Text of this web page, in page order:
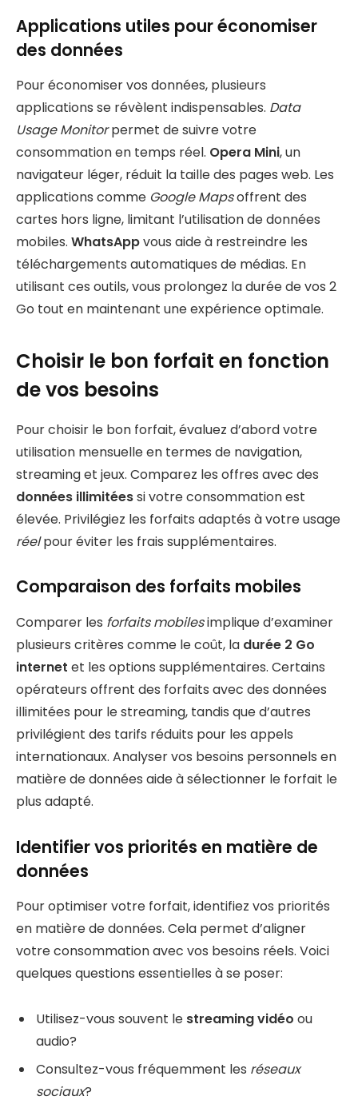
Applications utiles pour économiser
des données
Pour économiser vos données, plusieurs
applications se révèlent indispensables. Data
Usage Monitorpermet de suivre votre
consommation en temps réel. Opera Mini, un
navigateur léger, réduit la taille des pages web. Les
applications comme Google Mapsoffrent des
cartes hors ligne, limitant l’utilisation de données
mobiles. WhatsAppvous aide à restreindre les
téléchargements automatiques de médias. En
utilisant ces outils, vous prolongez la durée de vos 2
Go tout en maintenant une expérience optimale.
Choisir le bon forfait en fonction
de vos besoins
Pour choisir le bon forfait, évaluez d’abord votre
utilisation mensuelle en termes de navigation,
streaming et jeux. Comparez les offres avec des
données illimitéessi votre consommation est
élevée. Privilégiez les forfaits adaptés à votre usage
réelpour éviter les frais supplémentaires.
Comparaison des forfaits mobiles
Comparer les forfaits mobilesimplique d’examiner
plusieurs critères comme le coût, la durée 2 Go
internet et les options supplémentaires. Certains
opérateurs offrent des forfaits avec des données
illimitées pour le streaming, tandis que d’autres
privilégient des tarifs réduits pour les appels
internationaux. Analyser vos besoins personnels en
matière de données aide à sélectionner le forfait le
plus adapté.
Identifier vos priorités en matière de
données
Pour optimiser votre forfait, identifiez vos priorités
en matière de données. Cela permet d’aligner
votre consommation avec vos besoins réels. Voici
quelques questions essentielles à se poser:
Utilisez-vous souvent le streaming vidéo ou
audio?
Consultez-vous fréquemment les réseaux
sociaux?